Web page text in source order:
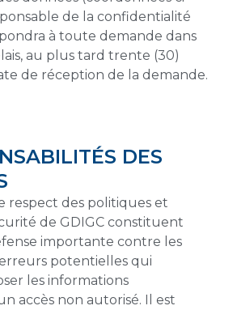
de la confidentialité
à toute demande dans
au plus tard trente (30)
de réception de la demande.
DES
respect des politiques et
de GDIGC constituent
importante contre les
potentielles qui
les informations
accès non autorisé. Il est